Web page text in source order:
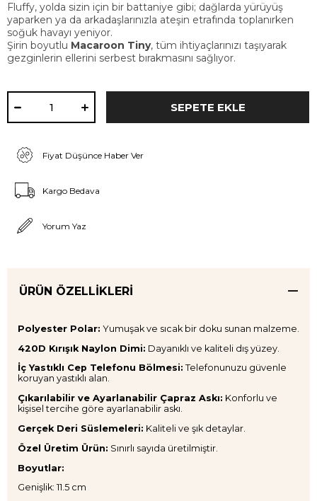
Fluffy, yolda sizin için bir battaniye gibi; dağlarda yürüyüş
yaparken ya da arkadaşlarınızla ateşin etrafında toplanırken
soğuk havayı yeniyor.
Şirin boyutlu Macaroon Tiny, tüm ihtiyaçlarınızı taşıyarak
gezginlerin ellerini serbest bırakmasını sağlıyor.
Fiyat Düşünce Haber Ver
Kargo Bedava
Yorum Yaz
ÜRÜN ÖZELLIKLERI
Polyester Polar: Yumuşak ve sıcak bir doku sunan malzeme.
420D Kırışık Naylon Dimi: Dayanıklı ve kaliteli dış yüzey.
İç Yastıklı Cep Telefonu Bölmesi: Telefonunuzu güvenle
koruyan yastıklı alan.
Çıkarılabilir ve Ayarlanabilir Çapraz Askı: Konforlu ve
kişisel tercihe göre ayarlanabilir askı.
Gerçek Deri Süslemeleri: Kaliteli ve şık detaylar.
Özel Üretim Ürün: Sınırlı sayıda üretilmiştir.
Boyutlar:
Genişlik: 11.5 cm